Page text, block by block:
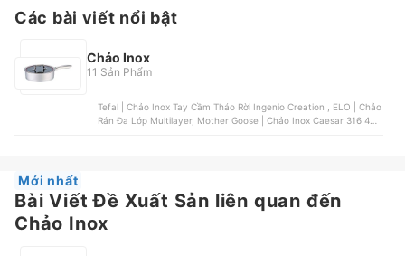
Các bài viết nổi bật
Chảo Inox
11 Sản Phẩm
Tefal | Chảo Inox Tay Cầm Tháo Rời Ingenio Creation , ELO | Chảo
Rán Đa Lớp Multilayer, Mother Goose | Chảo Inox Caesar 316 40
Mới nhất
Bài Viết Đề Xuất Sản liên quan đến
Chảo Inox